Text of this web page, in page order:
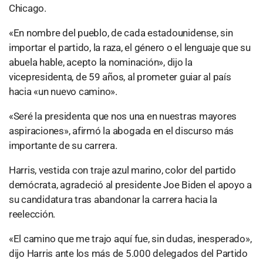
Chicago.
«En nombre del pueblo, de cada estadounidense, sin
importar el partido, la raza, el género o el lenguaje que su
abuela hable, acepto la nominación», dijo la
vicepresidenta, de 59 años, al prometer guiar al país
hacia «un nuevo camino».
«Seré la presidenta que nos una en nuestras mayores
aspiraciones», afirmó la abogada en el discurso más
importante de su carrera.
Harris, vestida con traje azul marino, color del partido
demócrata, agradeció al presidente Joe Biden el apoyo a
su candidatura tras abandonar la carrera hacia la
reelección.
«El camino que me trajo aquí fue, sin dudas, inesperado»,
dijo Harris ante los más de 5.000 delegados del Partido